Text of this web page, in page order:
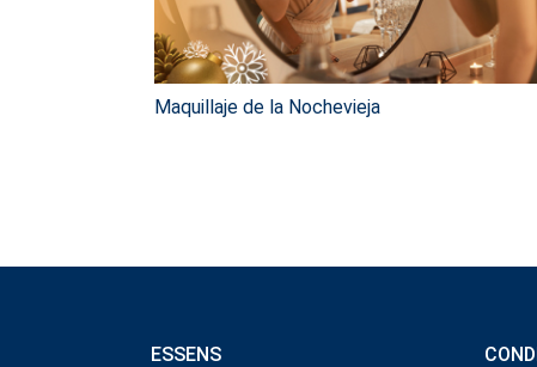
Maquillaje de la Nochevieja
ESSENS